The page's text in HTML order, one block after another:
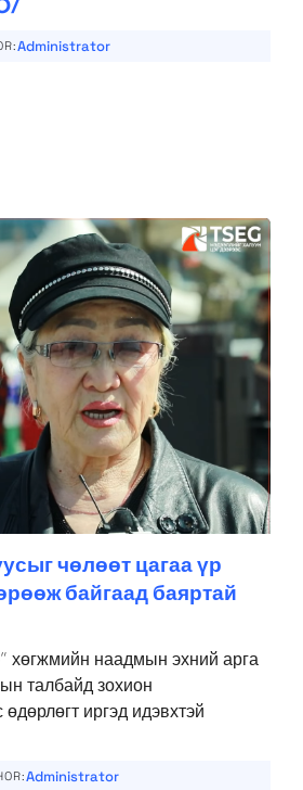
Administrator
чөлөөт цагаа үр
байгаад баяртай
хөгжмийн наадмын эхний арга
талбайд зохион
өдөрлөгт иргэд идэвхтэй
Administrator